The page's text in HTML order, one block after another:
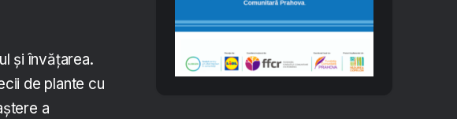
și învățarea.
de plante cu
a